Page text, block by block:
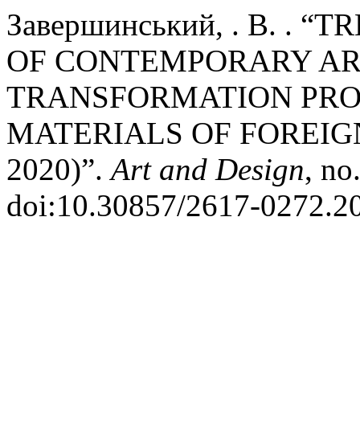
Завершинський, . В. .
OF CONTEMPORARY
TRANSFORMATION
MATERIALS OF
2020)”.Art and Design,
doi:10.30857/2617-